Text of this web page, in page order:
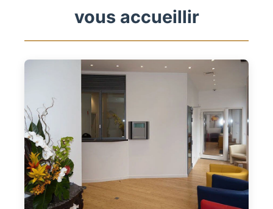
vous accueillir